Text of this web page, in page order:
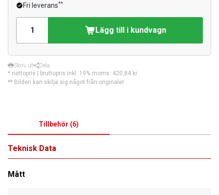
Fri leverans**
Lägg till i kundvagn
Skriv ut
Dela
* nettopris | bruttopris inkl. 19% moms: 420,84 kr
** Bilden kan skilja sig något från originalet.
Tillbehör (6)
Teknisk Data
Mått